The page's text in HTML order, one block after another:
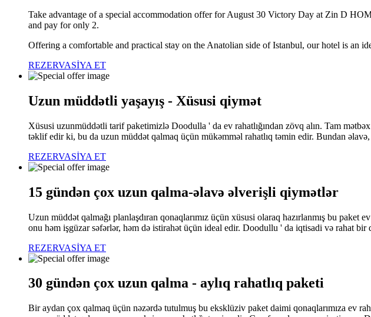
Take advantage of a special accommodation offer for August 30 Victory Day at Zin D
and pay for only 2.
Offering a comfortable and practical stay on the Anatolian side of Istanbul, our hotel is an
REZERVASİYA ET
Uzun müddətli yaşayış - Xüsusi qiymət
Xüsusi uzunmüddətli tarif paketimizlə Doodulla ' da ev rahatlığından zövq alın. Tam
təklif edir ki, bu da uzun müddət qalmaq üçün mükəmməl rahatlıq təmin edir. Bundan
REZERVASİYA ET
15 gündən çox uzun qalma-əlavə əlverişli qiymətlər
Uzun müddət qalmağı planlaşdıran qonaqlarımız üçün xüsusi olaraq hazırlanmış bu
onu həm işgüzar səfərlər, həm də istirahət üçün ideal edir. Doodullu ' da iqtisadi və rahat
REZERVASİYA ET
30 gündən çox uzun qalma - aylıq rahatlıq paketi
Bir aydan çox qalmaq üçün nəzərdə tutulmuş bu eksklüziv paket daimi qonaqlarımıza ev